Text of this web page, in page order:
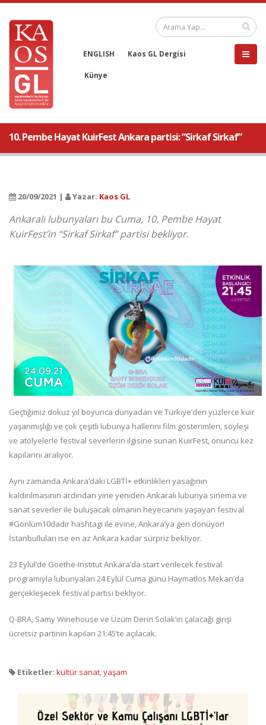
ENGLISH Kaos GL Dergisi
Künye
10. Pembe Hayat KuirFest Ankara partisi: “Sirkaf Sirkaf”
20/09/2021 | Yazar: Kaos GL
Ankaralı lubunyaları bu Cuma, 10. Pembe Hayat
KuirFest’in “Sirkaf Sirkaf” partisi bekliyor.
Geçtiğimiz dokuz yıl boyunca dünyadan ve Türkiye’den yüzlerce kuir
yaşanmışlığı ve çok çeşitli lubunya hallerini film gösterimleri, söyleşi
ve atölyelerle festival severlerin ilgisine sunan KuirFest, onuncu kez
kapılarını aralıyor.
Aynı zamanda Ankara’daki LGBTİ+ etkinlikleri yasağının
kaldırılmasının ardından yine yeniden Ankaralı lubunya sinema ve
sanat severler ile buluşacak olmanın heyecanını yaşayan festival
#Gönlüm10dadır hashtagi ile evine, Ankara’ya geri dönüyor!
İstanbulluları ise en az Ankara kadar sürpriz bekliyor.
23 Eylül’de Goethe-Institut Ankara’da start verilecek festival
programıyla lubunyaları 24 Eylül Cuma günü Haymatlos Mekan’da
gerçekleşecek festival partisi bekliyor.
Q-BRA, Samy Winehouse ve Üzüm Derin Solak’ın çalacağı girişi
ücretsiz partinin kapıları 21:45’te açılacak.
Etiketler: kültür sanat,yaşam